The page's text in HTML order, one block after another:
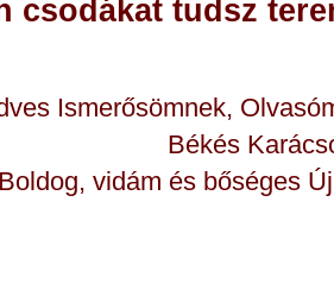
csodákat tudsz
Ismerősömnek,
Békés
Boldog, vidám és bőséges